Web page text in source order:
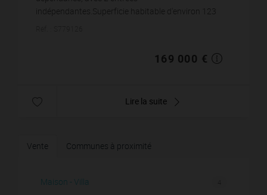
indépendantes.Superficie habitable d'environ 123
169 000 €
Lire la suite
Vente Communes à proximité
Maison - Villa